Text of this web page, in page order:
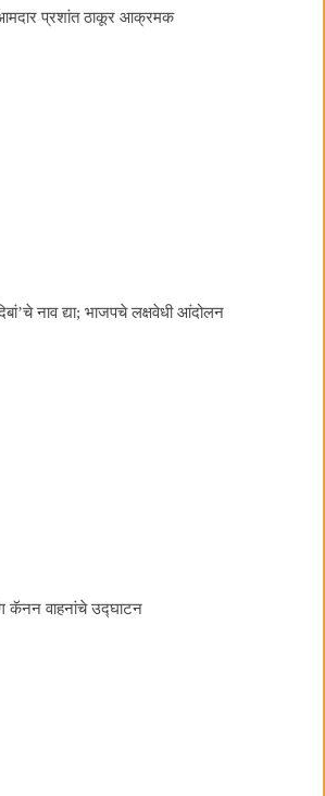
आमदार प्रशांत ठाकूर आक्रमक
नाव द्या; भाजपचे लक्षवेधी आंदोलन
कॅनन वाहनांचे उद्घाटन